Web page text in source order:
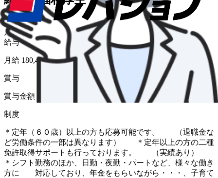
給与形態
月給
給与
月給 180,439円〜
賞与
賞与金額 0 円 〜 330,000 円（前年度実績）
制度
＊定年（６０歳）以上の方も応募可能です。 （退職金な
ど労働条件の一部は異なります） ＊定年以上の方の二種
免許取得サポートも行っております。 （実績あり）
＊シフト勤務のほか、日勤・夜勤・パートなど、様々な働き
方に 対応しており、年金をもらいながら・・・、子育て